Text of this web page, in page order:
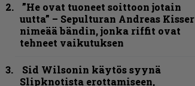
”He ovat tuoneet soittoon jotain
uutta” – Sepulturan Andreas Kisser
nimeää bändin, jonka riffit ovat
tehneet vaikutuksen
Sid Wilsonin käytös syynä
Slipknotista erottamiseen,